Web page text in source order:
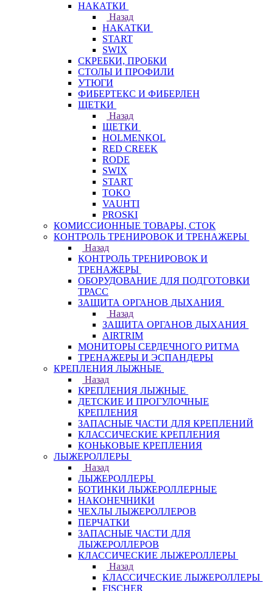
НАКАТКИ
Назад
НАКАТКИ
START
SWIX
СКРЕБКИ, ПРОБКИ
СТОЛЫ И ПРОФИЛИ
УТЮГИ
ФИБЕРТЕКС И ФИБЕРЛЕН
ЩЕТКИ
Назад
ЩЕТКИ
HOLMENKOL
RED CREEK
RODE
SWIX
START
TOKO
VAUHTI
PROSKI
КОМИССИОННЫЕ ТОВАРЫ, СТОК
КОНТРОЛЬ ТРЕНИРОВОК И ТРЕНАЖЕРЫ
Назад
КОНТРОЛЬ ТРЕНИРОВОК И
ТРЕНАЖЕРЫ
ОБОРУДОВАНИЕ ДЛЯ ПОДГОТОВКИ
ТРАСС
ЗАЩИТА ОРГАНОВ ДЫХАНИЯ
Назад
ЗАЩИТА ОРГАНОВ ДЫХАНИЯ
AIRTRIM
МОНИТОРЫ СЕРДЕЧНОГО РИТМА
ТРЕНАЖЕРЫ И ЭСПАНДЕРЫ
КРЕПЛЕНИЯ ЛЫЖНЫЕ
Назад
КРЕПЛЕНИЯ ЛЫЖНЫЕ
ДЕТСКИЕ И ПРОГУЛОЧНЫЕ
КРЕПЛЕНИЯ
ЗАПАСНЫЕ ЧАСТИ ДЛЯ КРЕПЛЕНИЙ
КЛАССИЧЕСКИЕ КРЕПЛЕНИЯ
КОНЬКОВЫЕ КРЕПЛЕНИЯ
ЛЫЖЕРОЛЛЕРЫ
Назад
ЛЫЖЕРОЛЛЕРЫ
БОТИНКИ ЛЫЖЕРОЛЛЕРНЫЕ
НАКОНЕЧНИКИ
ЧЕХЛЫ ЛЫЖЕРОЛЛЕРОВ
ПЕРЧАТКИ
ЗАПАСНЫЕ ЧАСТИ ДЛЯ
ЛЫЖЕРОЛЛЕРОВ
КЛАССИЧЕСКИЕ ЛЫЖЕРОЛЛЕРЫ
Назад
КЛАССИЧЕСКИЕ ЛЫЖЕРОЛЛЕРЫ
FISCHER